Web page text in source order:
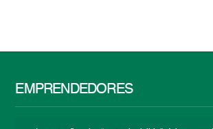
EMPRENDEDORES